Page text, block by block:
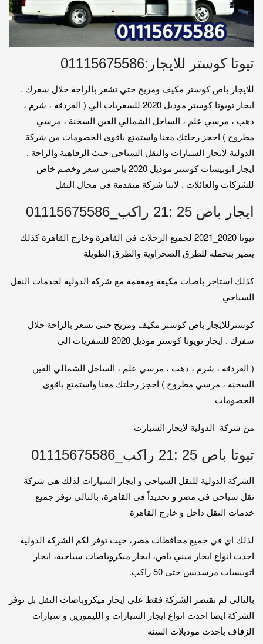
تيوتا كوستر للايجار:01115675586
للايجار باص كوستر مكيف ومريح حتي تشعر بالراحة خلال سفرك .
ايجار تويوتا كوستر موديل 2020 للسفريات الي ( الغردقة ، شرم ،
دهب ، مرسي علم ، الساحل الشمالي العين السخنة ، مرسي
مطروح ) احجز رحلتك معنا واستمتع باقوى الخصومات من شركة
الدولية لايجار السيارات والنقل السياحي حيث الرفاهية والراحة .
ايجار اتوبيسات كوستر موديل 2020 باحسن سعر وخصم خاص
للشركات والعائلات . لاننا شركة متقدمة في مجال النقل
ايجار باص 25 :21 راكب_01115675586
تيوتا 2020_2021 لجمبع الرحلات في القاهرة وخارج القاهرة كذلك
يتميز بتحمله للطرق الصحراوية والطرق الطويلة
كذلك استاجر باصات مكيفة ومعقمة مع شركة الدولية لخدمات النقل
السياحي
كوسترللايجار باص كوستر مكيف ومريح حتي تشعر بالراحة خلال
سفرك . ايجار تويوتا كوستر موديل 2020 للسفريات الي
( الغردقة ، شرم ، دهب ، مرسي علم ، الساحل الشمالي العين
السخنة ، مرسي مطروح ) احجز رحلتك معنا واستمتع باقوى
الخصومات
من شركة الدولية لايجار السيارت
تيوتا باص 25 :21 راكب_01115675586
الشركة الدولية للنقل السياحي و ايجار السيارات لذلك هي شركة
نقل سياحي في مصر و تحديداً في القاهرة، بالتالي توفر جميع
خدمات النقل داخل و خارج القاهرة
لذلك اي في جميع محافظات مصر، حيث توفر لكم الشركة الدولية
احدث انواع ايجار ميني باص، ايجار ميكروباصات سياحية، ايجار
اتوبيسات مرسديس حتي 50 راكب.
بالتالي لم تقتصر الشركة فقط علي ايجار ميكروباصات النقل بل توفر
الشركة ايضا احدث انواع ايجار السيارات و الليموزين و سيارات
الزفاف بأحدث موديلات السنة